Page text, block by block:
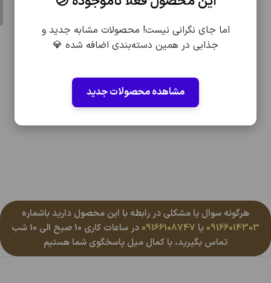
هرگونه سوال یا مشکلی در رابطه با این محصول دارید باشماره
09166014303 یا 09166108747
در ساعات کاری 10 صبح الی 10 شب
تماس بگیرید، با کمال میل پاسخگوی شما هستیم
اما جای نگرانی نیست! محصولات مشابه جدید و
جذابی در همین دسته‌بندی اضافه شده 💎
مشاهده محصولات جدید